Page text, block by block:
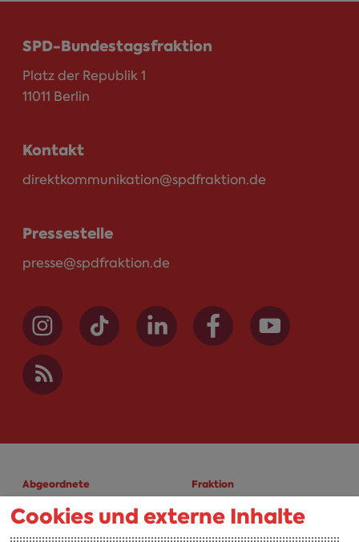
SPD-Bundestagsfraktion
Platz der Republik 1
11011 Berlin
Kontakt
direktkommunikation@spdfraktion.de
Pressestelle
presse@spdfraktion.de
Abgeordnete
A-Z
Fraktion
Fraktion
Cookies und externe Inhalte